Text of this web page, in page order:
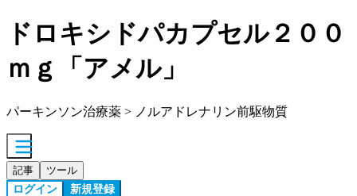
ドロキシドパカプセル２００
ｍｇ「アメル」
パーキンソン治療薬 > ノルアドレナリン前駆物質
記事 ツール
ログイン 新規登録